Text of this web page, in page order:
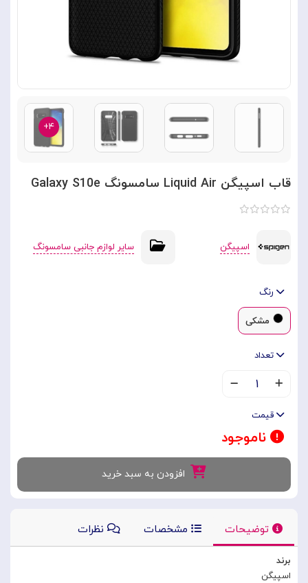
۴+
قاب اسپیگن Liquid Air سامسونگ Galaxy S10e
اسپیگن سایر لوازم جانبی سامسونگ
رنگ
مشکی
تعداد
۱
قیمت
ناموجود
افزودن به سبد خرید
توضیحات مشخصات نظرات
برند
اسپیگن